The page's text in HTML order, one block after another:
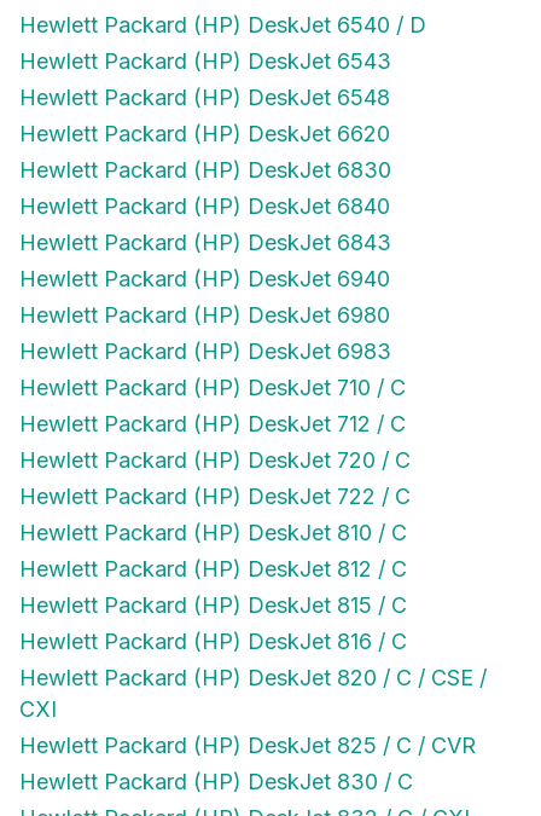
Hewlett Packard (HP) DeskJet 6540 / D
Hewlett Packard (HP) DeskJet 6543
Hewlett Packard (HP) DeskJet 6548
Hewlett Packard (HP) DeskJet 6620
Hewlett Packard (HP) DeskJet 6830
Hewlett Packard (HP) DeskJet 6840
Hewlett Packard (HP) DeskJet 6843
Hewlett Packard (HP) DeskJet 6940
Hewlett Packard (HP) DeskJet 6980
Hewlett Packard (HP) DeskJet 6983
Hewlett Packard (HP) DeskJet 710 / C
Hewlett Packard (HP) DeskJet 712 / C
Hewlett Packard (HP) DeskJet 720 / C
Hewlett Packard (HP) DeskJet 722 / C
Hewlett Packard (HP) DeskJet 810 / C
Hewlett Packard (HP) DeskJet 812 / C
Hewlett Packard (HP) DeskJet 815 / C
Hewlett Packard (HP) DeskJet 816 / C
Hewlett Packard (HP) DeskJet 820 / C / CSE /
CXI
Hewlett Packard (HP) DeskJet 825 / C / CVR
Hewlett Packard (HP) DeskJet 830 / C
Hewlett Packard (HP) DeskJet 832 / C / CXI